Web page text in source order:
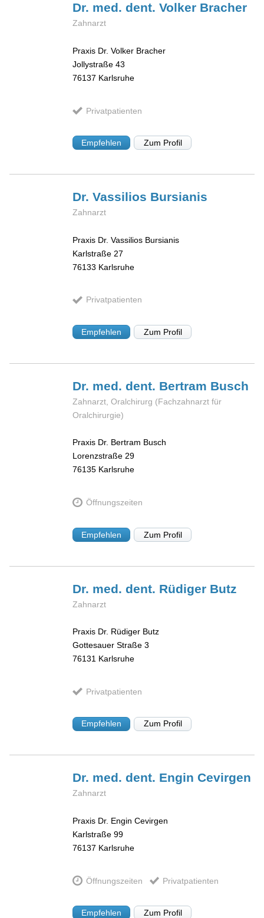
Dr. med. dent. Volker Bracher
Zahnarzt
Praxis Dr. Volker Bracher
Jollystraße 43
76137 Karlsruhe
Privatpatienten
Empfehlen Zum Profil
Dr. Vassilios Bursianis
Zahnarzt
Praxis Dr. Vassilios Bursianis
Karlstraße 27
76133 Karlsruhe
Privatpatienten
Empfehlen Zum Profil
Dr. med. dent. Bertram Busch
Zahnarzt, Oralchirurg (Fachzahnarzt für
Oralchirurgie)
Praxis Dr. Bertram Busch
Lorenzstraße 29
76135 Karlsruhe
Öffnungszeiten
Empfehlen Zum Profil
Dr. med. dent. Rüdiger Butz
Zahnarzt
Praxis Dr. Rüdiger Butz
Gottesauer Straße 3
76131 Karlsruhe
Privatpatienten
Empfehlen Zum Profil
Dr. med. dent. EnginCevirgen
Zahnarzt
Praxis Dr. Engin Cevirgen
Karlstraße 99
76137 Karlsruhe
Öffnungszeiten Privatpatienten
Empfehlen Zum Profil